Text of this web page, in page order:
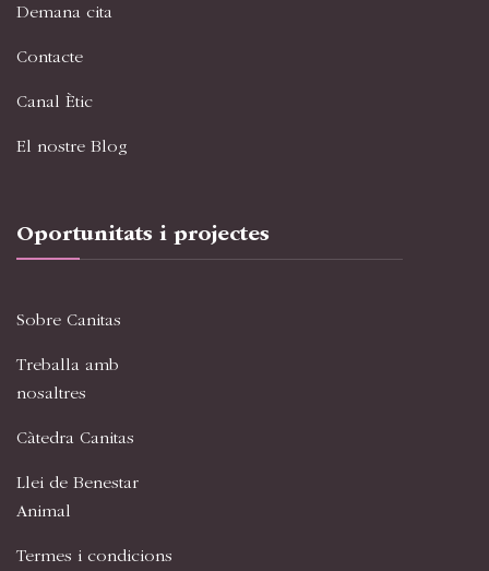
Demana cita
Contacte
Canal Ètic
El nostre Blog
Oportunitats i projectes
Sobre Canitas
Treballa amb
nosaltres
Càtedra Canitas
Llei de Benestar
Animal
Termes i condicions